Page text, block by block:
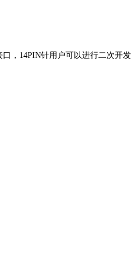
，14PIN针用户可以进行二次开发